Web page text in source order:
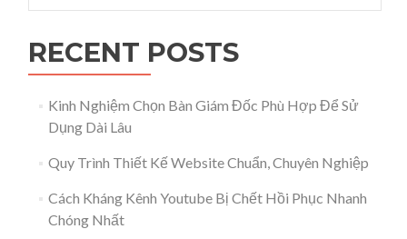
RECENT POSTS
Kinh Nghiệm Chọn Bàn Giám Đốc Phù Hợp Để Sử
Dụng Dài Lâu
Quy Trình Thiết Kế Website Chuẩn, Chuyên Nghiệp
Cách Kháng Kênh Youtube Bị Chết Hồi Phục Nhanh
Chóng Nhất